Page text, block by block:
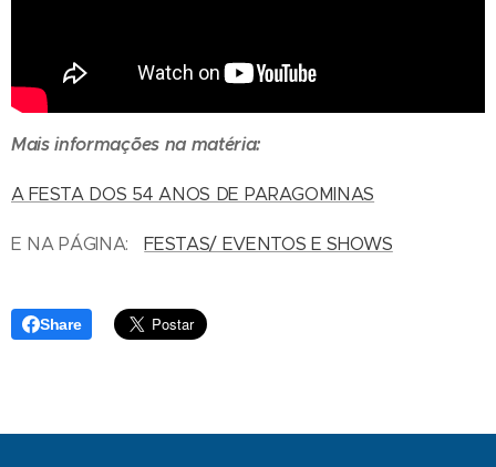
Mais informações na matéria:
A FESTA DOS 54 ANOS DE PARAGOMINAS
E NA PÁGINA:FESTAS/ EVENTOS E SHOWS
Share